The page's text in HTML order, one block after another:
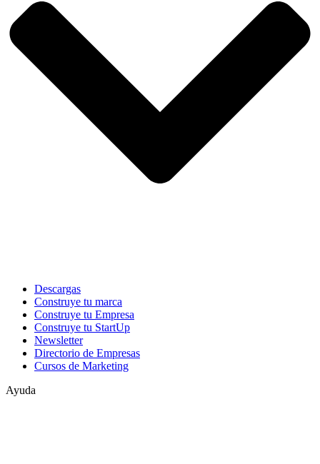
Descargas
Construye tu marca
Construye tu Empresa
Construye tu StartUp
Newsletter
Directorio de Empresas
Cursos de Marketing
Ayuda